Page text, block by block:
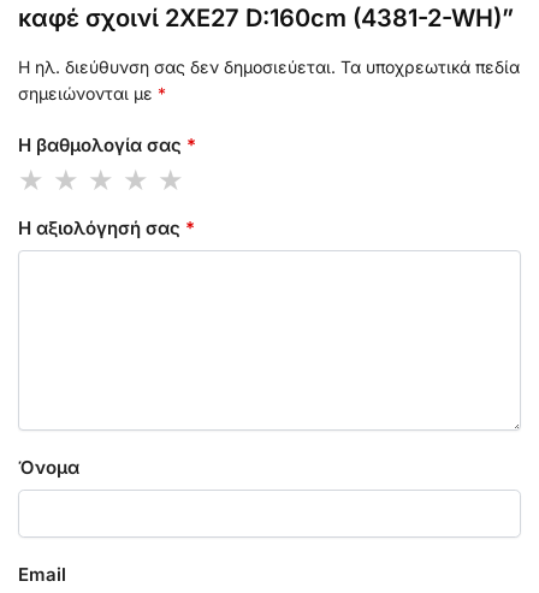
καφέ σχοινί 2XE27 D:160cm (4381-2-WH)”
Η ηλ. διεύθυνση σας δεν δημοσιεύεται. Τα υποχρεωτικά πεδία
σημειώνονται με *
Η βαθμολογία σας *
Η αξιολόγησή σας *
Όνομα
Email